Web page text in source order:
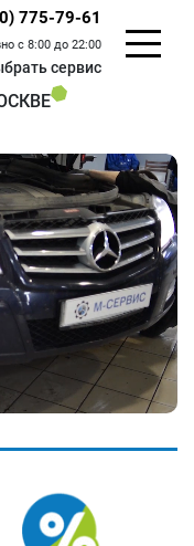
775-79-61
с 8:00 до 22:00
сервис